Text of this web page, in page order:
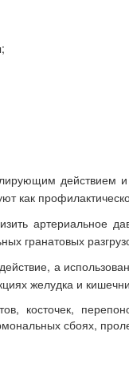
действием
как
артериальное
гранатовых
а
желудка и
косточек,
сбоях,